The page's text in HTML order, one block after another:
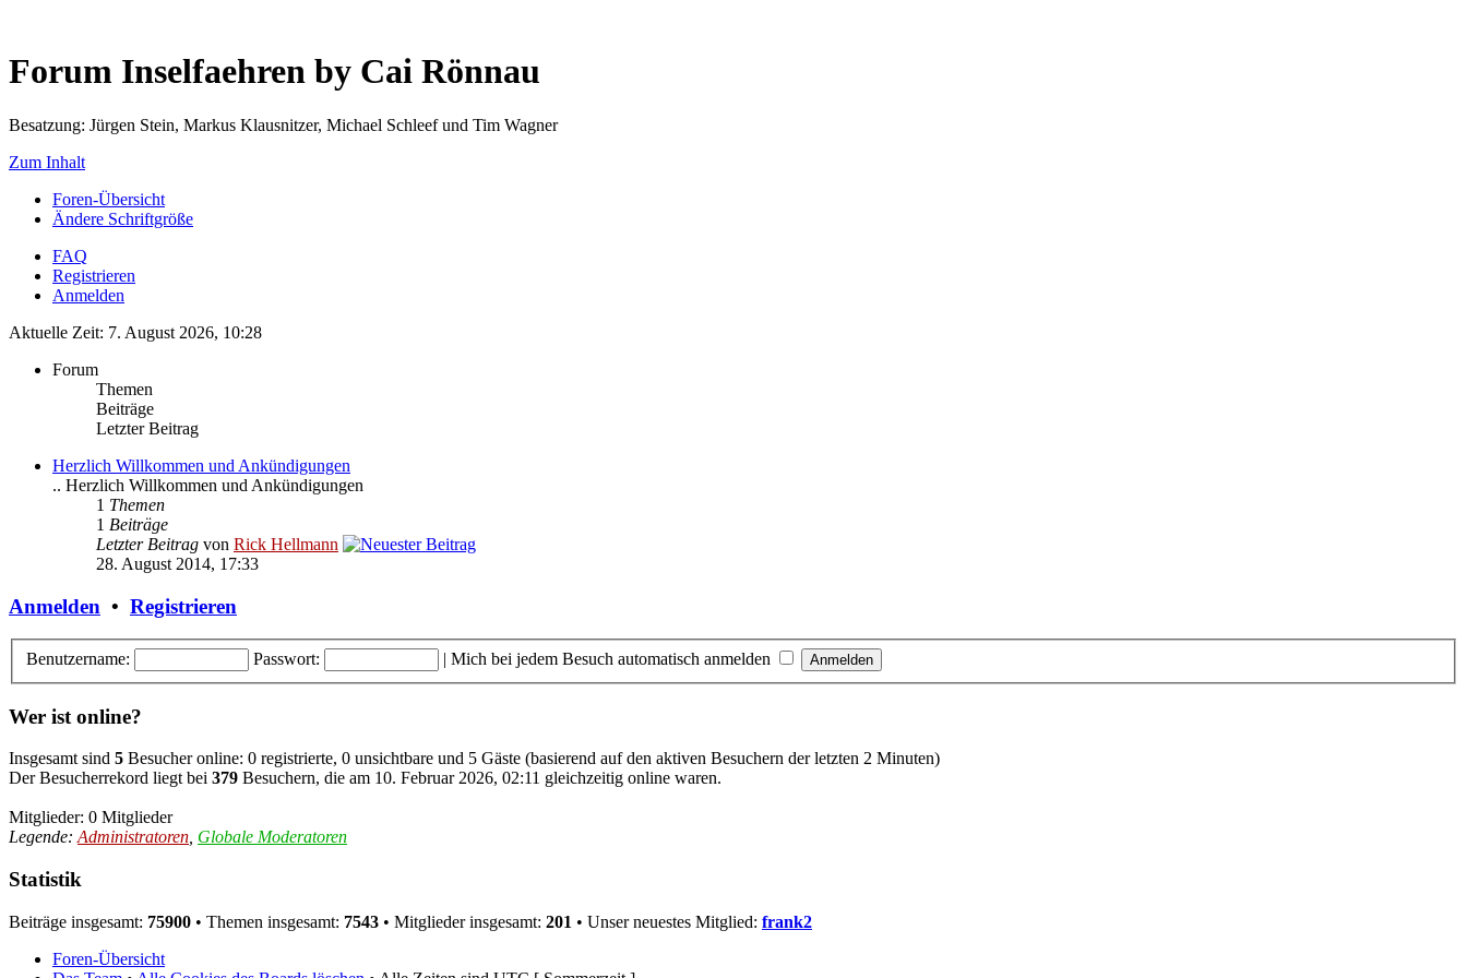
Forum Inselfaehren by Cai Rönnau
Besatzung: Jürgen Stein, Markus Klausnitzer, Michael Schleef und Tim Wagner
Zum Inhalt
Foren-Übersicht
Ändere Schriftgröße
FAQ
Registrieren
Anmelden
Aktuelle Zeit: 7. August 2026, 10:28
Forum
Themen
Beiträge
Letzter Beitrag
Herzlich Willkommen und Ankündigungen
.. Herzlich Willkommen und Ankündigungen
1 Themen
1 Beiträge
Letzter Beitrag von Rick Hellmann
28. August 2014, 17:33
Anmelden • Registrieren
Benutzername: Passwort: | Mich bei jedem Besuch automatisch anmelden
Wer ist online?
Insgesamt sind 5 Besucher online: 0 registrierte, 0 unsichtbare und 5 Gäste (basierend auf den aktiven Besuchern der letzten 2 Minuten)
Der Besucherrekord liegt bei 379 Besuchern, die am 10. Februar 2026, 02:11 gleichzeitig online waren.
Mitglieder: 0 Mitglieder
Legende: Administratoren Globale Moderatoren
Statistik
Beiträge insgesamt: 75900 • Themen insgesamt: 7543 • Mitglieder insgesamt: 201 • Unser neuestes Mitglied: frank2
Foren-Übersicht